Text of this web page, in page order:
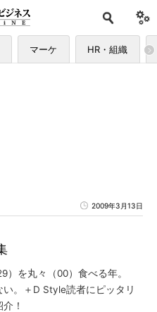
マーケ HR・組織
2009年3月13日
）を丸々（00）食べる年。
い。＋D Style読者にピッタリ
！